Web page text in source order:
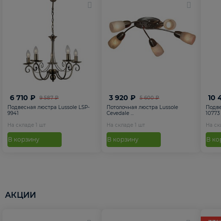
9 587 ₽
6 710 ₽
Подвесная люстра Lussole LSP-
9941
На складе 1 шт
В корзину
5 600 ₽
3 920 ₽
Потолочная люстра Lussole
Cevedale ...
На складе 1 шт
В корзину
10
10773
На
В
АКЦИИ